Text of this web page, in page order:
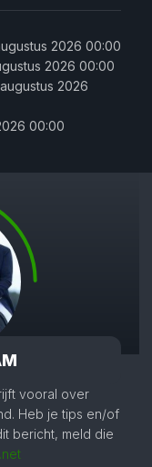
vooral over
Heb je tips en/of
bericht, meld die
2026 00:00
2026 00:00
2026
00:00